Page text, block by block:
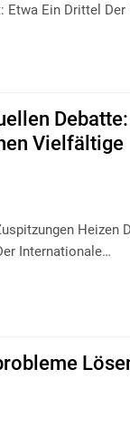
Ein Drittel Der
Debatte:
Vielfältige
Heizen
Internationale…